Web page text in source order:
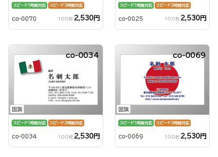
スピード1時間対応 スピード3時間対応
co-0070 100枚 2,530円
スピード1時間対応 スピード3時間対応
co-0025 100枚 2,530円
国旗
co-0034
スピード1時間対応 スピード3時間対応
co-0034 100枚 2,530円
国旗
co-0069
スピード1時間対応 スピード3時間対応
co-0069 100枚 2,530円